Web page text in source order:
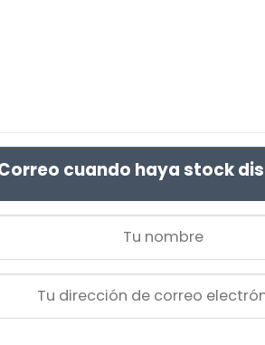
cuando haya stock